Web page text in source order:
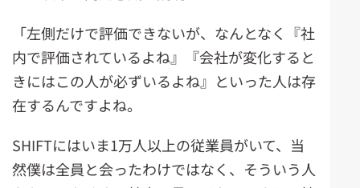
「左側だけで評価できないが、なんとなく『社
内で評価されているよね』『会社が変化すると
きにはこの人が必ずいるよね』といった人は存
在するんですよね。
SHIFTにはいま1万人以上の従業員がいて、当
然僕は全員と会ったわけではなく、そういう人